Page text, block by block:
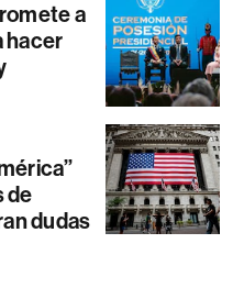
a
hacer
de
dudas